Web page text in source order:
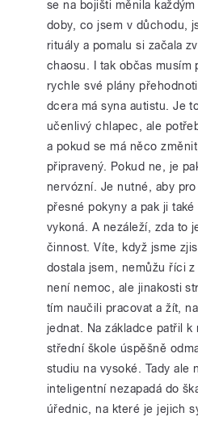
se na bojišti měnila
doby, co jsem v důchodu,
rituály a pomalu si začala
chaosu. I tak občas
rychle své plány
dcera má syna autistu. Je
učenlivý chlapec, ale
a pokud se má něco
připravený. Pokud ne, je
nervózní. Je nutné, aby
přesné pokyny a pak ji
vykoná. A nezáleží, zda to
činnost. Víte, když jsme
dostala jsem, nemůžu říci
není nemoc, ale jinakosti
tím naučili pracovat a žít,
jednat. Na základce patřil k
střední škole úspěšně
studiu na vysoké. Tady ale
inteligentní nezapadá do
úřednic, na které je jejich